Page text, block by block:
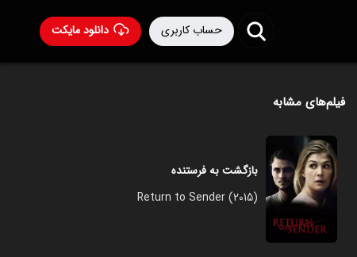
دانلود مایکت حساب کاربری
فیلم‌های مشابه
بازگشت به فرستنده
Return to Sender (2015)